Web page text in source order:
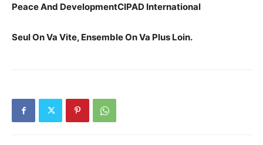
Peace And DevelopmentCIPAD International
Seul On Va Vite, Ensemble On Va Plus Loin.